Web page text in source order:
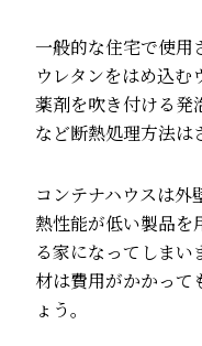
一般的な住宅で使用
ウレタンをはめ込む
薬剤を吹き付ける発
など断熱処理方法は
コンテナハウスは外
熱性能が低い製品を
る家になってしま
材は費用がかかって
ょう。